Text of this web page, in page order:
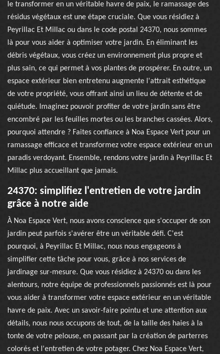
le transformer en un véritable havre de paix, le ramassage des
résidus végétaux est une étape cruciale. Que vous résidiez à
Peyrillac Et Millac ou dans le code postal 24370, nous sommes
là pour vous aider à optimiser votre jardin. En éliminant les
débris végétaux, vous créez un environnement plus propre et
plus sain, ce qui permet à vos plantes de prospérer. En outre, un
espace extérieur bien entretenu augmente l'attrait esthétique
de votre propriété, vous offrant ainsi un lieu de détente et de
quiétude. Imaginez pouvoir profiter de votre jardin sans être
encombré par les feuilles mortes ou les branches cassées. Alors,
pourquoi attendre ? Faites confiance à Noa Espace Vert pour un
ramassage efficace et transformez votre espace extérieur en un
paradis verdoyant. Ensemble, rendons votre jardin à Peyrillac Et
Millac plus accueillant que jamais.
24370: simplifiez l'entretien de votre jardin
grâce à notre aide
À Noa Espace Vert, nous avons conscience que s'occuper de son
jardin peut parfois s'avérer être un véritable défi. C'est
pourquoi, à Peyrillac Et Millac, nous nous engageons à
simplifier cette tâche pour vous, grâce à nos services de
jardinage sur-mesure. Que vous résidiez à 24370 ou dans les
alentours, notre équipe de professionnels passionnés est là pour
vous aider à transformer votre espace extérieur en un véritable
havre de paix. Avec un savoir-faire pointu et une attention aux
détails, nous nous occupons de tout, de la taille des haies à la
tonte de votre pelouse, en passant par la création de parterres
colorés et l'entretien de votre potager. Chez Noa Espace Vert,